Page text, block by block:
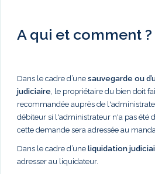
A qui et comment ?
Dans le cadre d’une sauvegarde ou
judiciaire , le propriétaire du bien doit
recommandée auprès de
débiteur si l'administrateur n'a pas été
cette demande sera adressée au
Dans le cadre d’une liquidation
adresser au liquidateur.